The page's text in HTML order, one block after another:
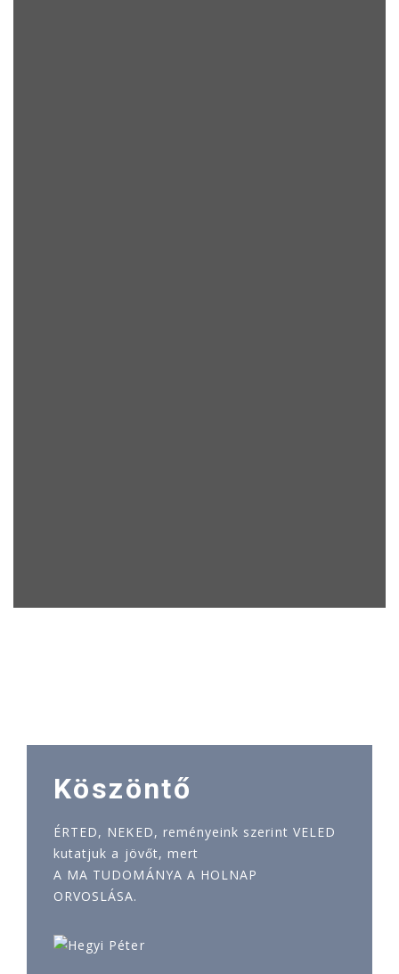
Köszöntő
ÉRTED, NEKED, reményeink szerint VELED
kutatjuk a jövőt, mert
A MA TUDOMÁNYA A HOLNAP
ORVOSLÁSA.